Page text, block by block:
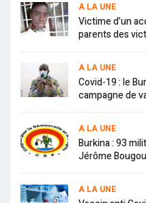
A LA UNE
Victime d’un
parents des
A LA UNE
Covid-19 : le
campagne de
A LA UNE
Burkina : 93
Jérôme
A LA UNE